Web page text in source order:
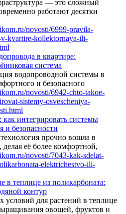
— это сложный
работают десятки
в квартире:
система
водопроводной системы в
и безопасного
интегрировать системы
и безопасности
прочно вошла в
её более комфортной,
в теплице из поликарбоната:
контур
условий для растений в теплице
овощей, фруктов и